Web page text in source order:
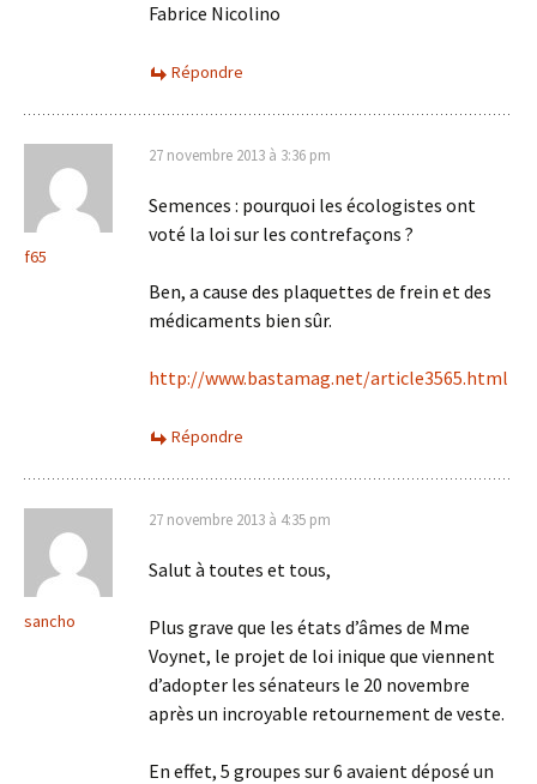
Fabrice Nicolino
Répondre
f65
27 novembre 2013 à 3:36 pm
Semences : pourquoi les écologistes ont
voté la loi sur les contrefaçons ?
Ben, a cause des plaquettes de frein et des
médicaments bien sûr.
http://www.bastamag.net/article3565.html
Répondre
sancho
27 novembre 2013 à 4:35 pm
Salut à toutes et tous,
Plus grave que les états d’âmes de Mme
Voynet, le projet de loi inique que viennent
d’adopter les sénateurs le 20 novembre
après un incroyable retournement de veste.
En effet, 5 groupes sur 6 avaient déposé un